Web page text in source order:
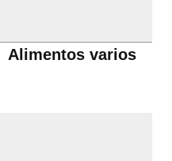
Alimentos varios